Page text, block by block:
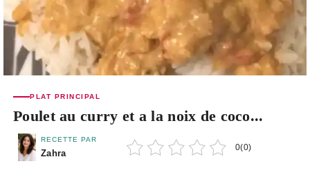
PLAT PRINCIPAL
Poulet au curry et a la noix de coco...
RECETTE PAR
Zahra
0(0)